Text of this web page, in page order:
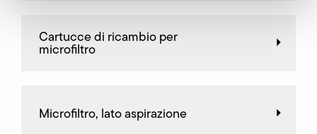
Cartucce di ricambio per
microfiltro
Microfiltro, lato aspirazione